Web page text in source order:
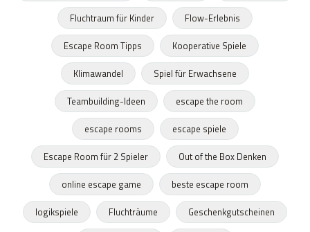
Fluchtraum für Kinder
Flow-Erlebnis
Escape Room Tipps
Kooperative Spiele
Klimawandel
Spiel für Erwachsene
Teambuilding-Ideen
escape the room
escape rooms
escape spiele
Escape Room für 2 Spieler
Out of the Box Denken
online escape game
beste escape room
logikspiele
Fluchträume
Geschenkgutscheinen